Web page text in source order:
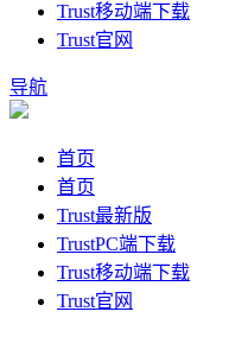
Trust移动端下载
Trust官网
导航
首页
首页
Trust最新版
TrustPC端下载
Trust移动端下载
Trust官网